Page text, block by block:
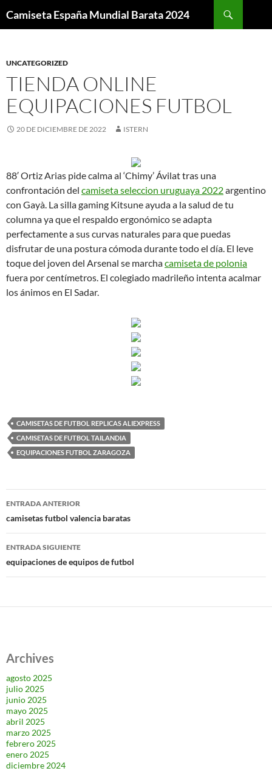
Camiseta España Mundial Barata 2024
UNCATEGORIZED
TIENDA ONLINE
EQUIPACIONES FUTBOL
20 DE DICIEMBRE DE 2022 ISTERN
88′ Ortiz Arias pide calma al ‘Chimy’ Ávilat tras una
confrontación del camiseta seleccion uruguaya 2022argentino
con Gayà. La silla gaming Kitsune ayuda a la salud de tu
columna ya que el respaldo ergonómico se adapta
perfectamente a sus curvas naturales para que puedas
disfrutar de una postura cómoda durante todo el día. El leve
toque del joven del Arsenal se marchacamiseta de polonia
fuera por centímetros. El colegiado madrileño intenta acalmar
los ánimos en El Sadar.
CAMISETAS DE FUTBOL REPLICAS ALIEXPRESS
CAMISETAS DE FUTBOL TAILANDIA
EQUIPACIONES FUTBOL ZARAGOZA
Navegación
de
entradas
ENTRADA ANTERIOR
camisetas futbol valencia baratas
ENTRADA SIGUIENTE
equipaciones de equipos de futbol
Archives
agosto 2025
julio 2025
junio 2025
mayo 2025
abril 2025
marzo 2025
febrero 2025
enero 2025
diciembre 2024